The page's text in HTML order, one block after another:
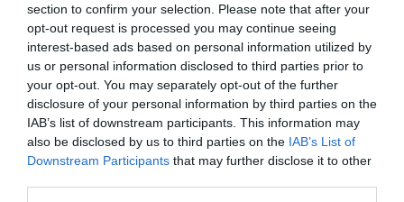
section to confirm your selection. Please note that after your
opt-out request is processed you may continue seeing
interest-based ads based on personal information utilized by
us or personal information disclosed to third parties prior to
your opt-out. You may separately opt-out of the further
disclosure of your personal information by third parties on the
IAB’s list of downstream participants. This information may
also be disclosed by us to third parties on the IAB’s List of
Downstream Participants that may further disclose it to other
ΟΓιάννης Βρούτσηςέδωσε το οριστικό
τέλος στο θρίλερ με μια λιτή δήλωση που
επισφράγισε το τέλος της κρίσης: